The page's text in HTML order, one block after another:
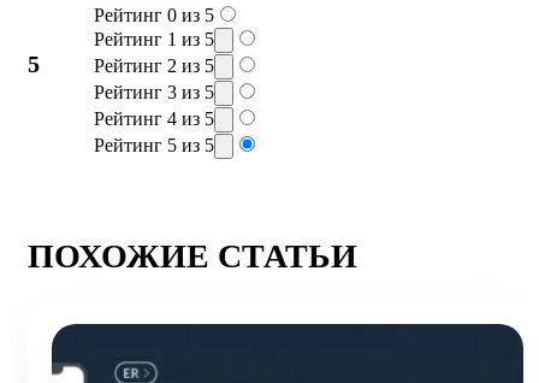
5
Рейтинг 0 из 5
Рейтинг 1 из 5
Рейтинг 2 из 5
Рейтинг 3 из 5
Рейтинг 4 из 5
Рейтинг 5 из 5
ПОХОЖИЕ СТАТЬИ